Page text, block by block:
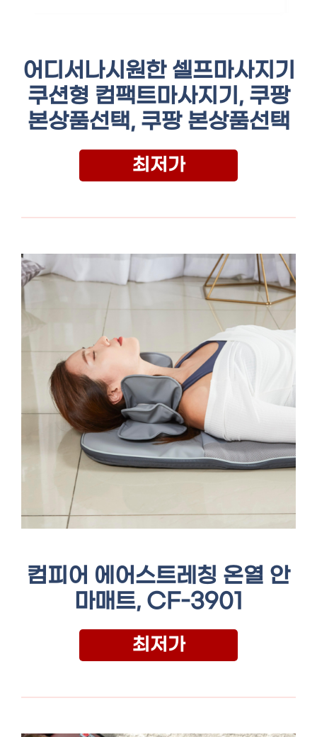
어디서나시원한 셀프마사지기
쿠션형 컴팩트마사지기, 쿠팡
본상품선택, 쿠팡 본상품선택
최저가
컴피어 에어스트레칭 온열 안
마매트, CF-3901
최저가